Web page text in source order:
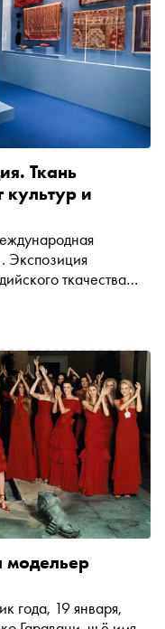
Ткань
культур и
Экспозиция
ткачества
Екатерина
экспонаты
года, 19 января,